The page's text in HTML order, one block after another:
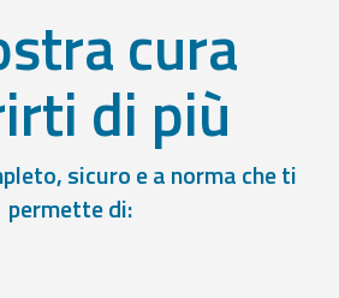
cura
di più
sicuro e a norma che ti
permette di: